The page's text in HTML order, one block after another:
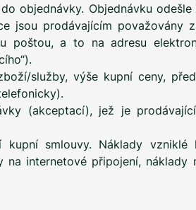
objednávky. Objednávku
jsou prodávajícím považovány
poštou, a to na adresu
služby, výše kupní ceny,
(akceptací), jež je
smlouvy. Náklady
internetové připojení, náklady